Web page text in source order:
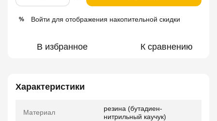
% Войти для отображения накопительной скидки
В избранное К сравнению
Характеристики
Материал
резина (бутадиен-
нитрильный каучук)